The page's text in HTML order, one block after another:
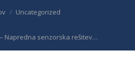
Uncategorized
– Napredna senzorska rešitev…